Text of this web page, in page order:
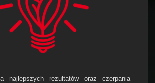
najlepszych rezultatów oraz czerpania